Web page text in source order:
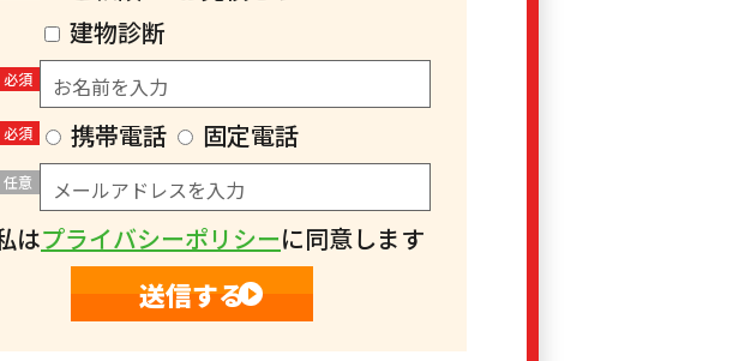
建物診断
必須
必須 携帯電話 固定電話
任意
はプライバシーポリシーに同意します